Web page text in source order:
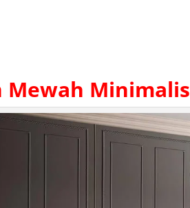
Mewah Minimalis